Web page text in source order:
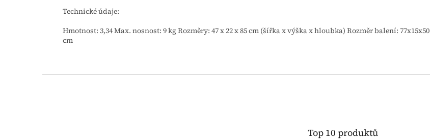
Technické údaje:
Hmotnost: 3,34 Max. nosnost: 9 kg Rozměry: 47 x 22 x 85 cm (šířka x výška x hloubka) Rozměr balení: 77x15x50
cm
Top 10 produktů